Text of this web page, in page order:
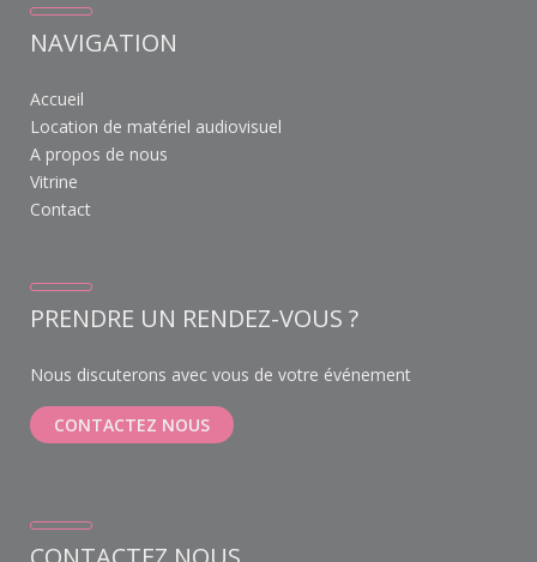
NAVIGATION
Accueil
Location de matériel audiovisuel
A propos de nous
Vitrine
Contact
PRENDRE UN RENDEZ-VOUS ?
Nous discuterons avec vous de votre événement
CONTACTEZ NOUS